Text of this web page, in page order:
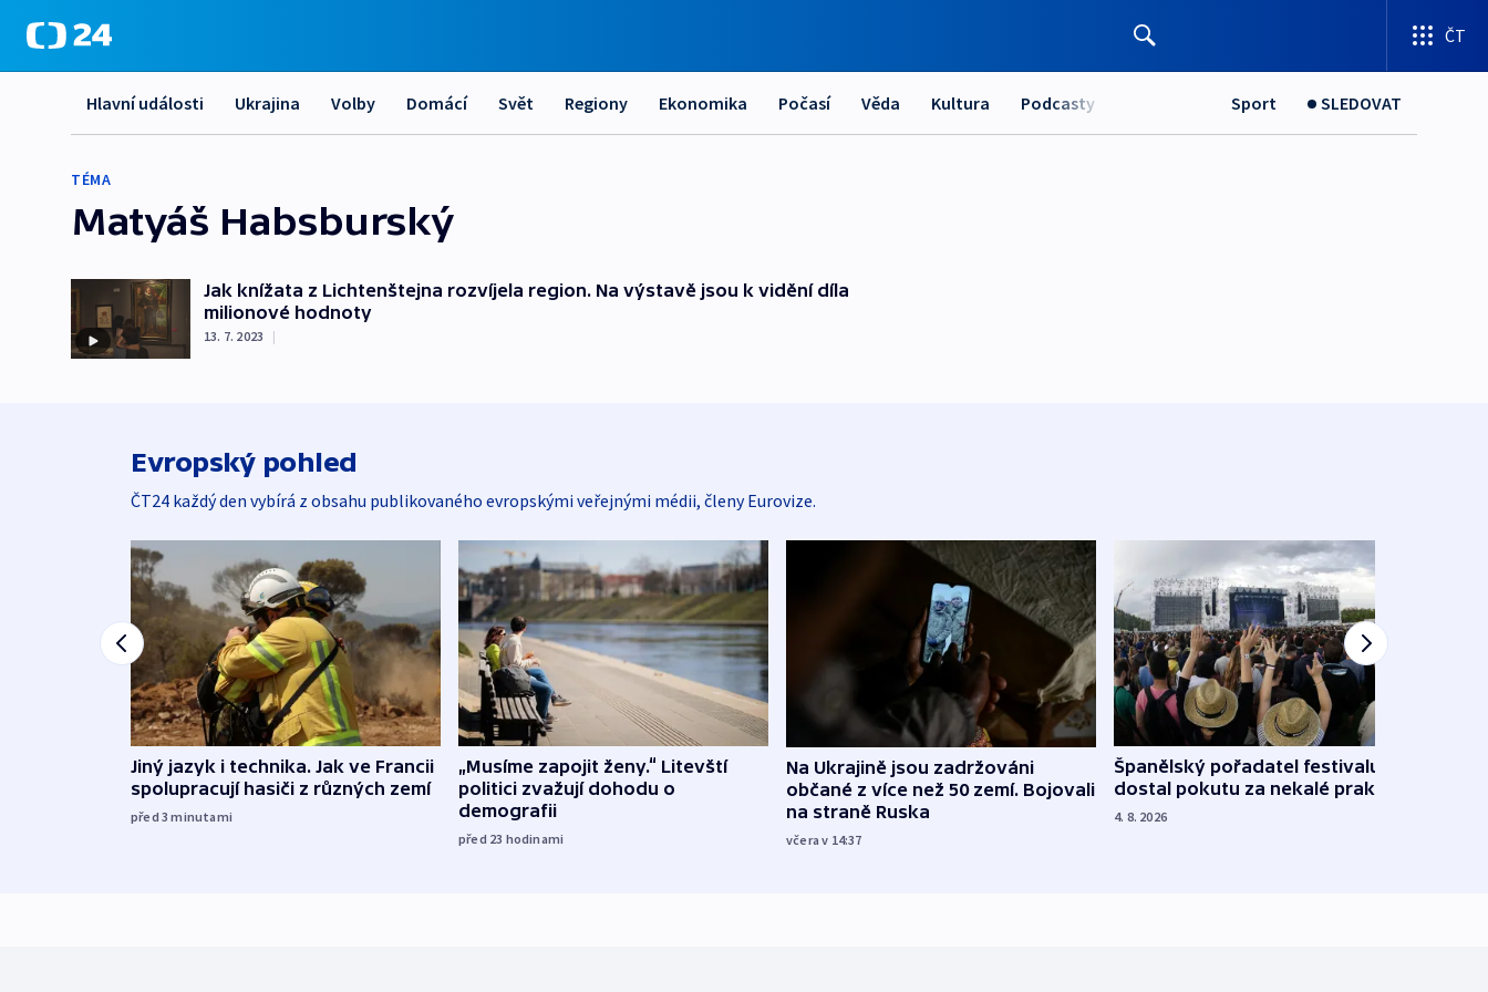
ČT
Hlavní události Ukrajina Volby Domácí Svět Regiony Ekonomika Počasí Věda Kultura Podcasty Sport SLEDOVAT
TÉMA
Matyáš Habsburský
Jak knížata z Lichtenštejna rozvíjela region. Na výstavě jsou k vidění díla
milionové hodnoty
13. 7. 2023 |
Evropský pohled
ČT24 každý den vybírá z obsahu publikovaného evropskými veřejnými médii, členy Eurovize.
Jiný jazyk i technika. Jak ve Francii
spolupracují hasiči z různých zemí
před 3minutami
„Musíme zapojit ženy.“ Litevští
politici zvažují dohodu o
demografii
před 23 hodinami
Na Ukrajině jsou zadržováni
občané z více než 50 zemí. Bojovali
na straně Ruska
včera v 14:37
Španělský pořadatel festivalu
dostal pokutu za nekalé praktiky
4. 8. 2026